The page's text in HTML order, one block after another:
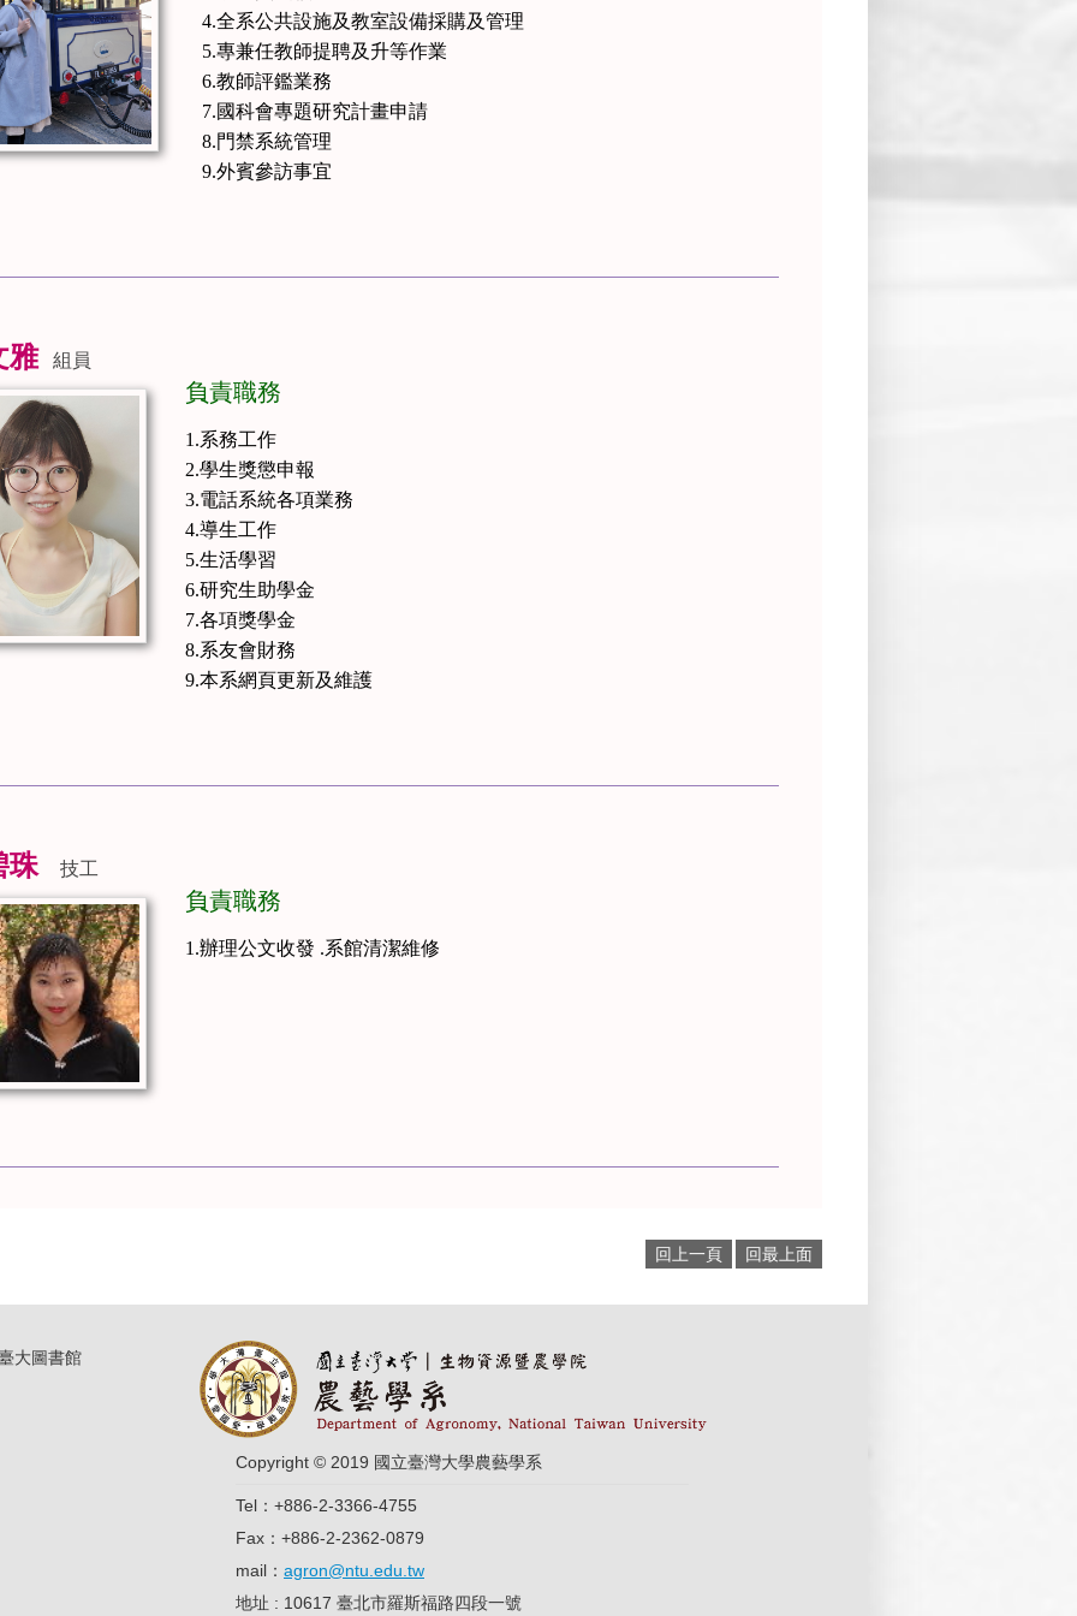
4.全系公共設施及教室設備採購及管理
5.專兼任教師提聘及升等作業
6.教師評鑑業務
7.國科會專題研究計畫申請
8.門禁系統管理
9.外賓參訪事宜
雅 組員
負責職務
1.系務工作
2.學生獎懲申報
3.電話系統各項業務
4.導生工作
5.生活學習
6.研究生助學金
7.各項獎學金
8.系友會財務
9.本系網頁更新及維護
珠 技工
負責職務
1.辦理公文收發 .系館清潔維修
回上一頁 回最上面
大圖書館
Copyright © 2019 國立臺灣大學農藝學系
Tel：+886-2-3366-4755
Fax：+886-2-2362-0879
mail： agron@ntu.edu.tw
地址 : 10617 臺北市羅斯福路四段一號